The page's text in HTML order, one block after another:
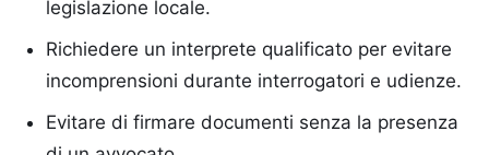
legislazione locale.
Richiedere un interprete qualificato per evitare
incomprensioni durante interrogatori e udienze.
Evitare di firmare documenti senza la presenza